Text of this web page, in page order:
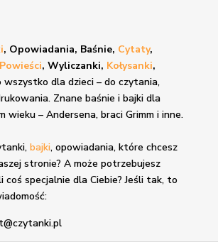
, Opowiadania, Baśnie, Cytaty,
Powieści, Wyliczanki, Kołysanki,
wszystko dla dzieci – do czytania,
Znane baśnie i bajkidla
wieku – Andersena, braci Grimm i inne.
bajki, opowiadania, które chcesz
stronie? A może potrzebujesz
coś specjalnie dla Ciebie? Jeśli tak, to